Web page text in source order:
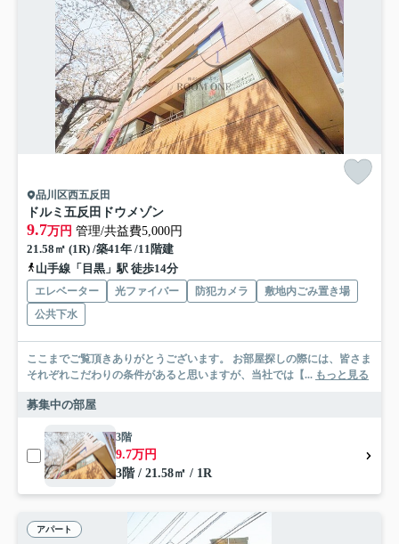
品川区西五反田
ドルミ五反田ドウメゾン
9.7万円 管理/共益費5,000円
21.58㎡ (1R) /築41年 /11階建
山手線「目黒」駅 徒歩14分
エレベーター 光ファイバー 防犯カメラ
敷地内ごみ置き場
公共下水
ここまでご覧頂きありがとうございます。 お部屋探しの際には、皆さま
それぞれこだわりの条件があると思いますが、当社では【... もっと見る
募集中の部屋
3階
9.7万円
3階 / 21.58㎡ / 1R
アパート